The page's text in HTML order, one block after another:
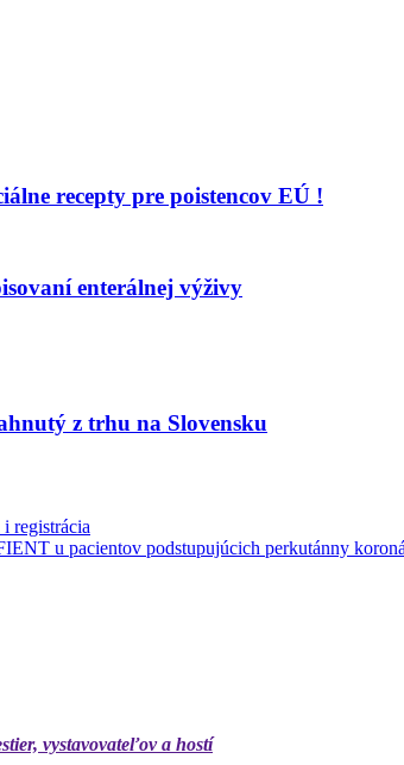
recepty pre poistencov EÚ !
enterálnej výživy
z trhu na Slovensku
registrácia
u pacientov podstupujúcich perkutánny
vystavovateľov a hostí